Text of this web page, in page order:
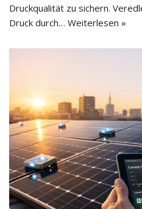
Druckqualität zu sichern.
Druck durch… Weiterlesen »